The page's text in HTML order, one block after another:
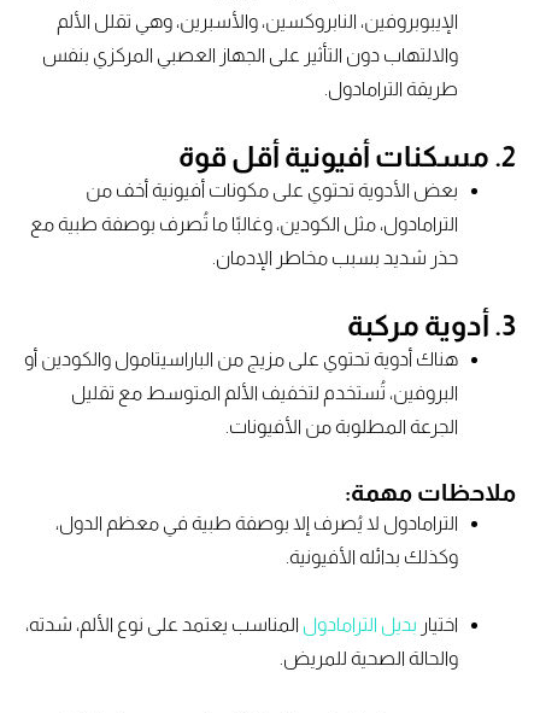
الإيبوبروفين، النابروكسين، والأسبرين، وهي تقلل الألم
والالتهاب دون التأثير على الجهاز العصبي المركزي بنفس
طريقة الترامادول.
2. مسكنات أفيونية أقل قوة
بعض الأدوية تحتوي على مكونات أفيونية أخف من
الترامادول، مثل الكودين، وغالبًا ما تُصرف بوصفة طبية مع
حذر شديد بسبب مخاطر الإدمان.
3. أدوية مركبة
هناك أدوية تحتوي على مزيج من الباراسيتامول والكودين أو
البروفين، تُستخدم لتخفيف الألم المتوسط مع تقليل
الجرعة المطلوبة من الأفيونات.
ملاحظات مهمة:
الترامادول لا يُصرف إلا بوصفة طبية في معظم الدول،
وكذلك بدائله الأفيونية.
اختياربديل الترامادول المناسب يعتمد على نوع الألم، شدته،
والحالة الصحية للمريض.